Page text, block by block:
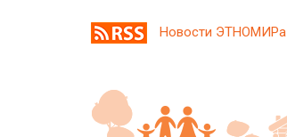
Новости ЭТНОМИРа